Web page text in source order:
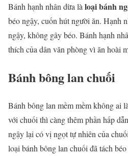
Bánh hạnh nhân dừa là loại bánh
béo ngậy, cuốn hút người ăn. Hạnh
ngậy, không gây béo. Bánh hạnh
thích của dân văn phòng vì ăn hoài
Bánh bông lan chuối
Bánh bông lan mềm mềm không ai
với chuối thì càng thêm phần hấp
ngậy lại có vị ngọt tự nhiên của
loại bánh bông lan chuối đã tách